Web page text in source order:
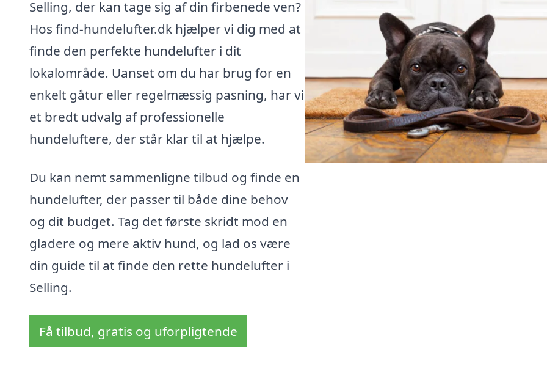
Selling, der kan tage sig af din firbenede ven?
Hos find-hundelufter.dk hjælper vi dig med at
finde den perfekte hundelufter i dit
lokalområde. Uanset om du har brug for en
enkelt gåtur eller regelmæssig pasning, har vi
et bredt udvalg af professionelle
hundeluftere, der står klar til at hjælpe.
Du kan nemt sammenligne tilbud og finde en
hundelufter, der passer til både dine behov
og dit budget. Tag det første skridt mod en
gladere og mere aktiv hund, og lad os være
din guide til at finde den rette hundelufter i
Selling.
Få tilbud, gratis og uforpligtende